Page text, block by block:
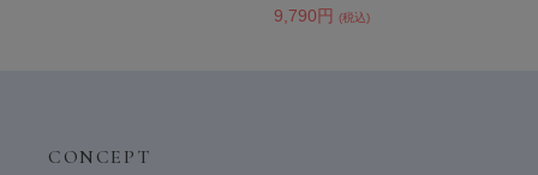
9,790円 (税込)
CONCEPT